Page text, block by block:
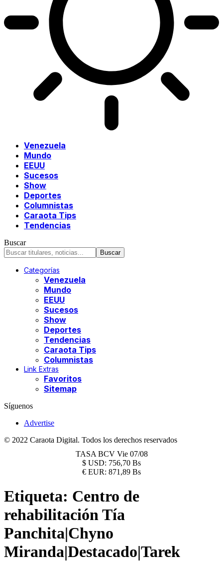
Venezuela
Mundo
EEUU
Sucesos
Show
Deportes
Columnistas
Caraota Tips
Tendencias
Buscar
Categorías
Venezuela
Mundo
EEUU
Sucesos
Show
Deportes
Tendencias
Caraota Tips
Columnistas
Link Extras
Favoritos
Sitemap
Síguenos
Advertise
© 2022 Caraota Digital. Todos los derechos reservados
TASA BCV Vie 07/08
$ USD: 756,70 Bs
€ EUR: 871,89 Bs
Etiqueta: Centro de
rehabilitación Tía
Panchita|Chyno
Miranda|Destacado|Tarek